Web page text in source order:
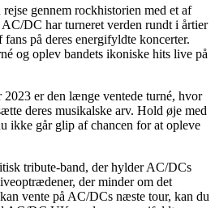
gennem rockhistorien med et af
AC/DC har turneret verden rundt i årtier
på deres energifyldte koncerter.
og oplev bandets ikoniske hits live på
er den længe ventede turné, hvor
deres musikalske arv. Hold øje med
ikke går glip af chancen for at opleve
tribute-band, der hylder AC/DCs
der minder om det
vente på AC/DCs næste tour, kan du